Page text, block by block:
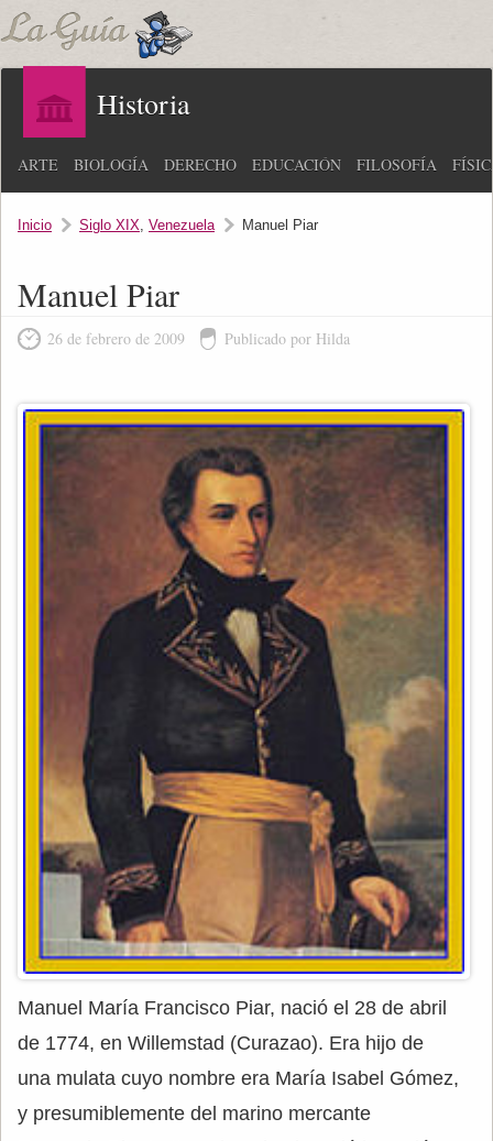
Historia
ARTE BIOLOGÍA DERECHO EDUCACIÓN FILOSOFÍA
Inicio Siglo XIX, Venezuela Manuel Piar
Manuel Piar
26 de febrero de 2009 Publicado por Hilda
Manuel María Francisco Piar, nació el 28 de abril
de 1774, en Willemstad (Curazao). Era hijo de
una mulata cuyo nombre era María Isabel Gómez,
y presumiblemente del marino mercante